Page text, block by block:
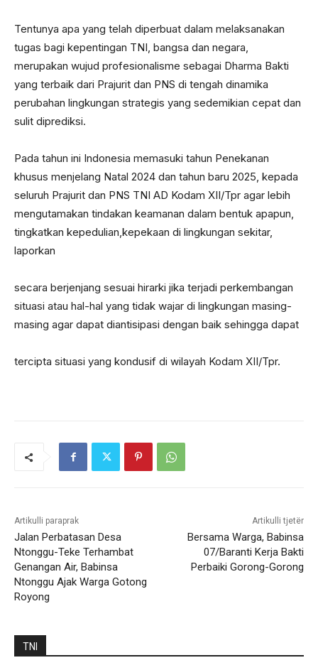
Tentunya apa yang telah diperbuat dalam melaksanakan
tugas bagi kepentingan TNI, bangsa dan negara,
merupakan wujud profesionalisme sebagai Dharma Bakti
yang terbaik dari Prajurit dan PNS di tengah dinamika
perubahan lingkungan strategis yang sedemikian cepat dan
sulit diprediksi.
Pada tahun ini Indonesia memasuki tahun Penekanan
khusus menjelang Natal 2024 dan tahun baru 2025, kepada
seluruh Prajurit dan PNS TNI AD Kodam XII/Tpr agar lebih
mengutamakan tindakan keamanan dalam bentuk apapun,
tingkatkan kepedulian,kepekaan di lingkungan sekitar,
laporkan
secara berjenjang sesuai hirarki jika terjadi perkembangan
situasi atau hal-hal yang tidak wajar di lingkungan masing-
masing agar dapat diantisipasi dengan baik sehingga dapat
tercipta situasi yang kondusif di wilayah Kodam XII/Tpr.
Artikulli paraprak
Jalan Perbatasan Desa
Ntonggu-Teke Terhambat
Genangan Air, Babinsa
Ntonggu Ajak Warga Gotong
Royong
Artikulli tjetër
Bersama Warga, Babinsa
07/Baranti Kerja Bakti
Perbaiki Gorong-Gorong
TNI